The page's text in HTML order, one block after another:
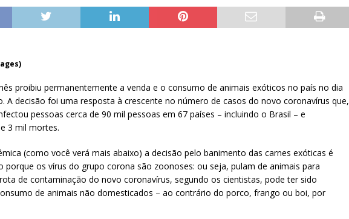
proibiu permanentemente a venda e o consumo de animais exóticos no país no dia
A decisão foi uma resposta à crescente no número de casos do novo coronavírus que,
pessoas cerca de 90 mil pessoas em 67 países – incluindo o Brasil – e
3 mil mortes.
(como você verá mais abaixo) a decisão pelo banimento das carnes exóticas é
porque os vírus do grupo corona são zoonoses: ou seja, pulam de animais para
de contaminação do novo coronavírus, segundo os cientistas, pode ter sido
de animais não domesticados – ao contrário do porco, frango ou boi, por